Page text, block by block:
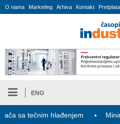
O nama Marketing Arhiva Kontakt Pretplata
ENG
tečnim hlađenjem